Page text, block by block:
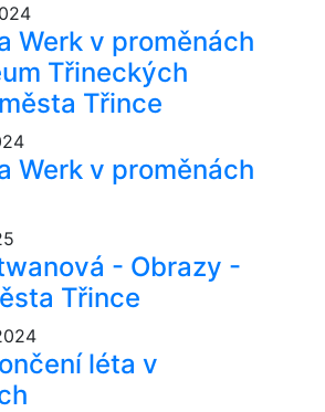
Werk v proměnách
Třineckých
Třince
Werk v proměnách
- Obrazy -
Třince
léta v